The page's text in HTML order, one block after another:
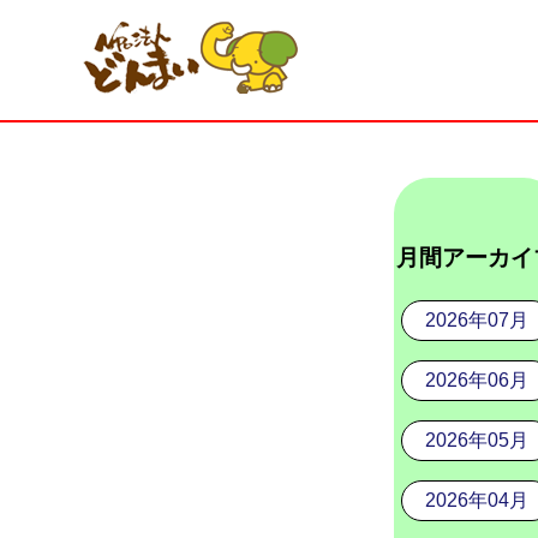
月間アーカ
2026年07月
2026年06月
2026年05月
2026年04月